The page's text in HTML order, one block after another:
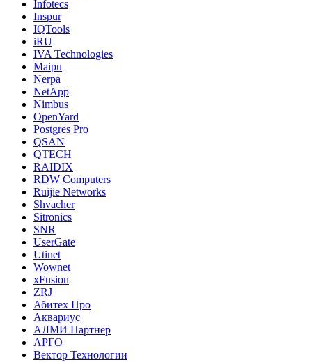
Infotecs
Inspur
IQTools
iRU
IVA Technologies
Maipu
Nerpa
NetApp
Nimbus
OpenYard
Postgres Pro
QSAN
QTECH
RAIDIX
RDW Computers
Ruijie Networks
Shvacher
Sitronics
SNR
UserGate
Utinet
Wownet
xFusion
ZRJ
Абитех Про
Аквариус
АЛМИ Партнер
АРГО
Вектор Технологии